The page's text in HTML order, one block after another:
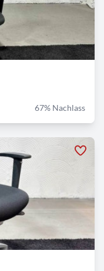
67% Nachlass